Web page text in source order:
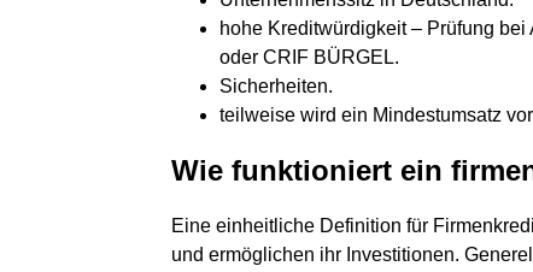
hohe Kreditwürdigkeit – Prüfung
oder CRIF BÜRGEL.
Sicherheiten.
teilweise wird ein Mindestumsatz
Wie funktioniert ein
Eine einheitliche Definition für
und ermöglichen ihr Investitionen.